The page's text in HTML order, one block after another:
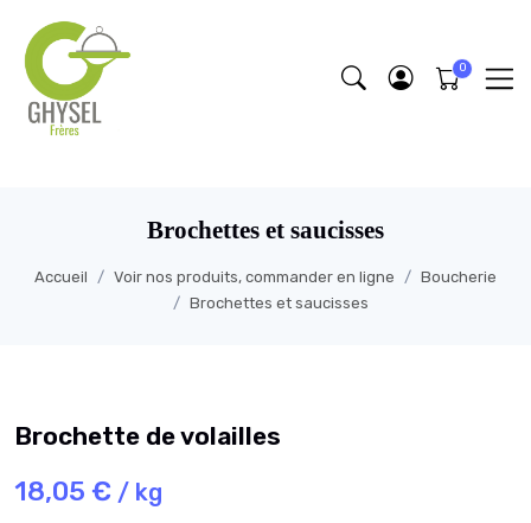
Brochettes et saucisses
Accueil Voir nos produits, commander en ligne
Boucherie
Brochettes et saucisses
Brochette de volailles
18,05 € / kg